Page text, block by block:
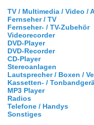
TV / Multimedia / Video /
Fernseher / TV
Fernseher- / TV-Zubehör
Videorecorder
DVD-Player
DVD-Recorder
CD-Player
Stereoanlagen
Lautsprecher / Boxen /
Kassetten- /
MP3 Player
Radios
Telefone / Handys
Sonstiges